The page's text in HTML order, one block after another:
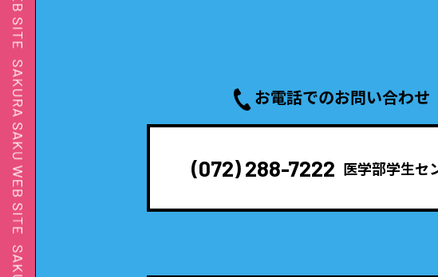
お電話でのお問い合わせ
(072) 288-7222 医学部学生セ